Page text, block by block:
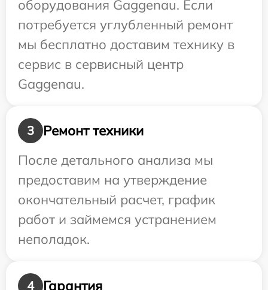
оборудования Gaggenau. Если
потребуется углубленный ремонт
мы бесплатно доставим технику в
сервис в сервисный центр
Gaggenau.
3
Ремонт техники
После детального анализа мы
предоставим на утверждение
окончательный расчет, график
работ и займемся устранением
неполадок.
4
Гарантия